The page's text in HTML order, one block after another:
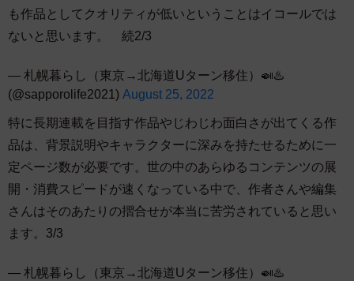
も作品としてクオリティが低いということはイコールでは
ないと思います。 続2/3
— 札幌暮らし（東京→北海道Uターン移住）🍛♨️
(@sapporolife2021) August 25, 2022
特に長期連載を目指す作品やじわじわ面白さが出てくる作
品は、背景説明やキャラクターに深みを持たせるために一
定ページ数が必要です。世の中のあらゆるコンテンツの展
開・消費スピードが速くなっている中で、作者さんや編集
さんはそのあたりの摺合せが本当に苦労されていると思い
ます。3/3
— 札幌暮らし（東京→北海道Uターン移住）🍛♨️